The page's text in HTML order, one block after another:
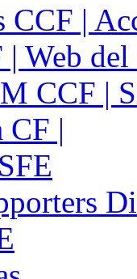
|
Web
CCF |
CF |